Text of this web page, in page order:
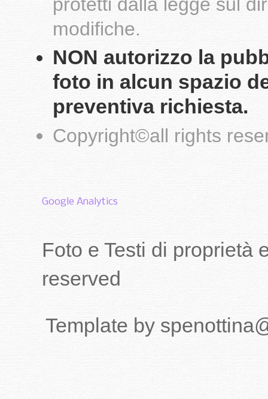
modifiche.
NON autorizzo la
foto in alcun spazio
preventiva richiesta.
Copyright©all rights
Google Analytics
Foto e Testi di proprietà
reserved
Template by